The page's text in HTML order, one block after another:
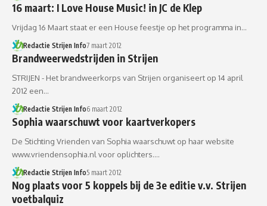
16 maart: I Love House Music! in JC de Klep
Vrijdag 16 Maart staat er een House feestje op het programma in…
Redactie Strijen Info7 maart 2012
Brandweerwedstrijden in Strijen
STRIJEN - Het brandweerkorps van Strijen organiseert op 14 april
2012 een…
Redactie Strijen Info6 maart 2012
Sophia waarschuwt voor kaartverkopers
De Stichting Vrienden van Sophia waarschuwt op haar website
www.vriendensophia.nl voor oplichters.…
Redactie Strijen Info5 maart 2012
Nog plaats voor 5 koppels bij de 3e editie v.v. Strijen
voetbalquiz